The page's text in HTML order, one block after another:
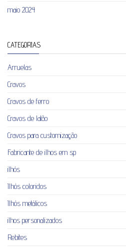
maio 2024
CATEGORIAS
Arruelas
Cravos
Cravos de ferro
Cravos de latão
Cravos para customização
Fabricante de ilhos em sp
ilhós
Ilhós coloridos
Ilhós metálicos
ilhos personalizados
Rebites